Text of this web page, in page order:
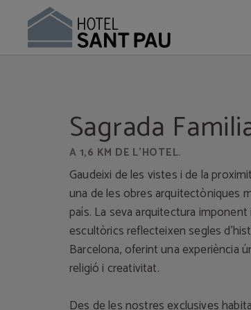
Hotel a prop de la Sagrada Família | Hotel Sant Pau
Sagrada
A 1,6 KM DE L’HOTEL.
Gaudeixi de les vistes i de la
una de les obres arquitectòniques
país. La seva arquitectura
escultòrics reflecteixen segles
Barcelona, oferint una experiència
religió i creativitat.
Des de les nostres exclusives